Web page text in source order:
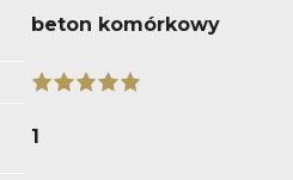
beton komórkowy
1